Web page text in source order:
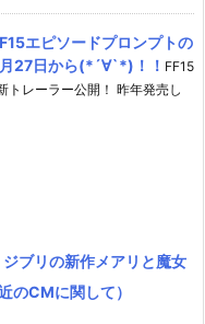
エピソードプロンプトの
27日から(*´∀`*)！！ FF15
レーラー公開！ 昨年発売し
ブリの新作メアリと魔女
のCMに関して）